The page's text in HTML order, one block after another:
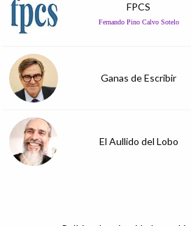
FPCS
Fernando Pino Calvo Sotelo
Ganas de Escribir
El Aullido del Lobo